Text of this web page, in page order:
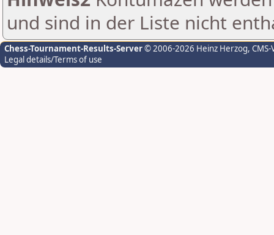
und sind in der Liste nicht
Chess-Tournament-Results-Server© 2006-2026 Heinz Herzog,
Legal details/Terms of use